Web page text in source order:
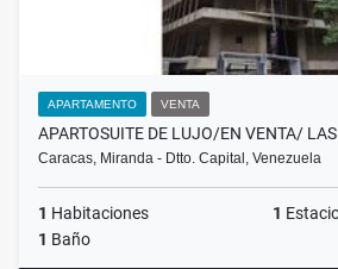
APARTAMENTO VENTA
APARTOSUITE DE LUJO/EN VENTA/
Caracas, Miranda - Dtto. Capital, Venezuela
1 Habitaciones 1
1 Baño